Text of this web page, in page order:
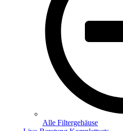
Alle Filtergehäuse